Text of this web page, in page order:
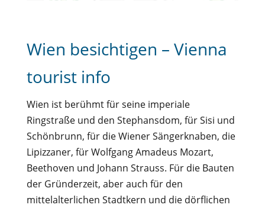
Wien besichtigen – Vienna
tourist info
Wien ist berühmt für seine imperiale
Ringstraße und den Stephansdom, für Sisi und
Schönbrunn, für die Wiener Sängerknaben, die
Lipizzaner, für Wolfgang Amadeus Mozart,
Beethoven und Johann Strauss. Für die Bauten
der Gründerzeit, aber auch für den
mittelalterlichen Stadtkern und die dörflichen